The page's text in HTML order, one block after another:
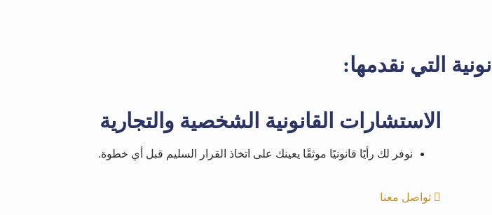
التي نقدمها:
الاستشارات القانونية الشخصية والتجارية
نوفر لك رأيًا قانونيًا موثقًا يعينك على اتخاذ القرار السليم قبل أي خطوة.
تواصل معنا